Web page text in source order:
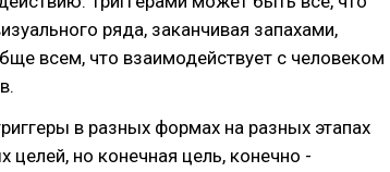
ряда, заканчивая запахами,
всем, что взаимодействует с человеком
в разных формах на разных этапах
целей, но конечная цель, конечно -